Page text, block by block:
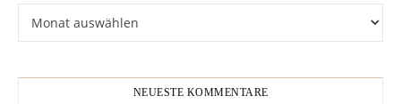
NEUESTE KOMMENTARE